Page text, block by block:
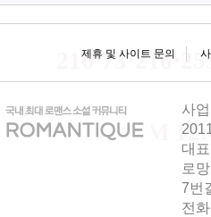
2026-08-09 PM
제휴 및 사이트 문의
사
대
로
7번
전